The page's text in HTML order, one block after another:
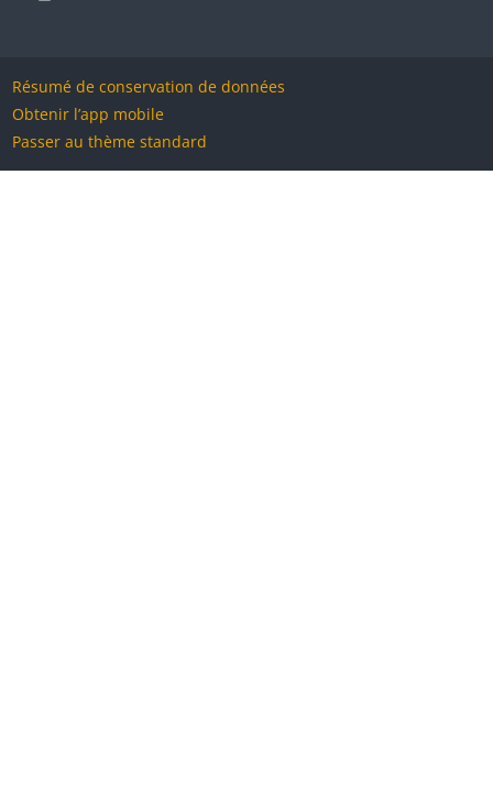
Résumé de conservation de données
Obtenir l’app mobile
Passer au thème standard